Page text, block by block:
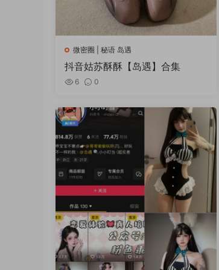
微密圈 | 秘语 岛遇
抖音姑苏酥酥【岛遇】合集
6 0